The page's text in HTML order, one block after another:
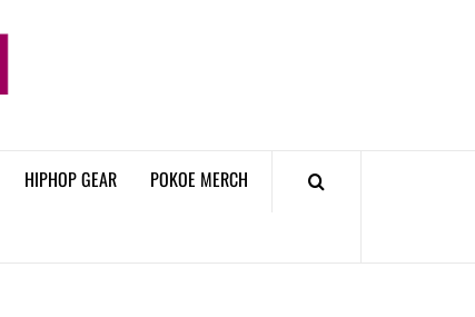
HIPHOP GEAR POKOE MERCH